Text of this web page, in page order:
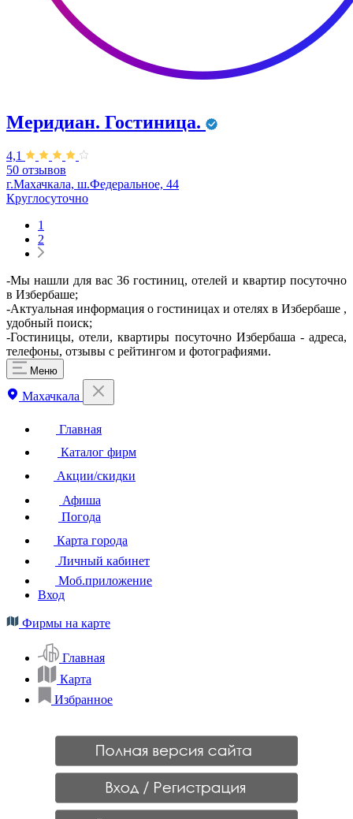
Меридиан. Гостиница.
4,1
50 отзывов
г.Махачкала, ш.Федеральное, 44
Круглосуточно
1
2
-Мы нашли для вас 36 гостиниц, отелей и квартир посуточно
в Избербаше;
-Актуальная информация о гостиницах и отелях в Избербаше ,
удобный поиск;
-Гостиницы, отели, квартиры посуточно Избербаша - адреса,
телефоны, отзывы с рейтингом и фотографиями.
Меню
Махачкала
Главная
Каталог фирм
Акции/скидки
Афиша
Погода
Карта города
Личный кабинет
Моб.приложение
Вход
Фирмы на карте
Главная
Карта
Избранное